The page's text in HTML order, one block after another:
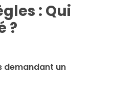
: Qui
?
demandant un